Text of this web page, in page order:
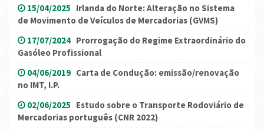
15/04/2025 Irlanda do Norte: Alteração no Sistema
de Movimento de Veículos de Mercadorias (GVMS)
17/07/2024 Prorrogação do Regime Extraordinário do
Gasóleo Profissional
04/06/2019 Carta de Condução: emissão/renovação
no IMT, I.P.
02/06/2025 Estudo sobre o Transporte Rodoviário de
Mercadorias português (CNR 2022)